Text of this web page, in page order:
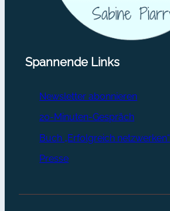
Spannende Links
Newsletter abonnieren
20-Minuten-Gespräch
Buch „Erfolgreich netzwerken“
Presse